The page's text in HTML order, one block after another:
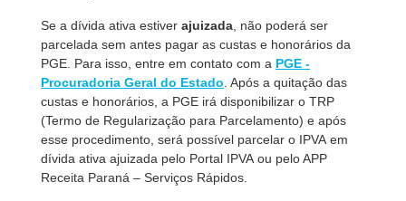
Se a dívida ativa estiver ajuizada , não poderá ser
parcelada sem antes pagar as custas e honorários da
PGE. Para isso, entre em contato com a PGE -
Procuradoria Geral do Estado . Após a quitação das
custas e honorários, a PGE irá disponibilizar o TRP
(Termo de Regularização para Parcelamento) e após
esse procedimento, será possível parcelar o IPVA em
dívida ativa ajuizada pelo Portal IPVA ou pelo APP
Receita Paraná – Serviços Rápidos.